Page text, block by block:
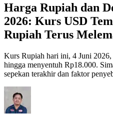
Harga Rupiah dan
2026: Kurs USD
Rupiah Terus
Kurs Rupiah hari ini, 4 Juni
hingga menyentuh Rp18.000.
sepekan terakhir dan faktor